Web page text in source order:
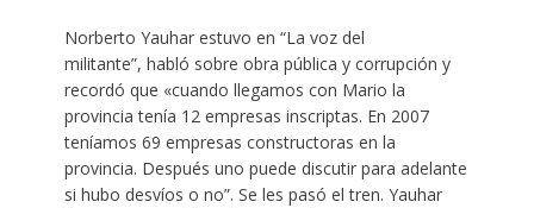
Norberto Yauhar estuvo en “La voz del
militante”, habló sobre obra pública y corrupción y
recordó que «cuando llegamos con Mario la
provincia tenía 12 empresas inscriptas. En 2007
teníamos 69 empresas constructoras en la
provincia. Después uno puede discutir para adelante
si hubo desvíos o no”. Se les pasó el tren. Yauhar